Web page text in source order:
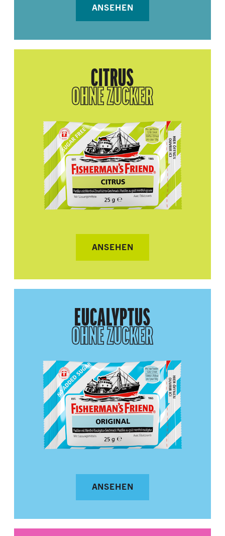
ANSEHEN
CITRUS
OHNE ZUCKER
ANSEHEN
EUCALYPTUS
OHNE ZUCKER
ANSEHEN